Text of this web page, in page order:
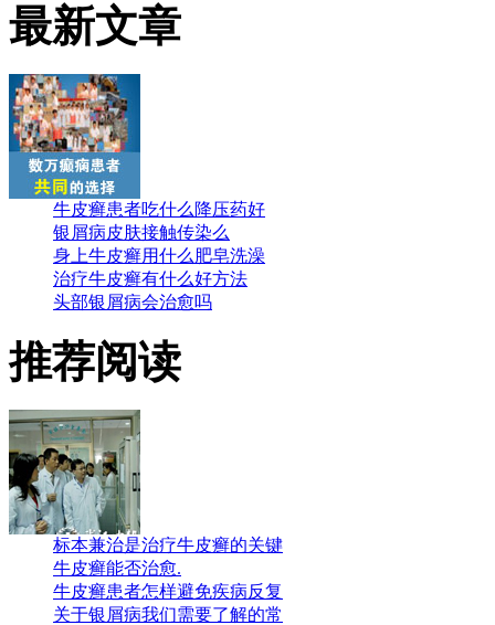
最新文章
牛皮癣患者吃什么降压药好
银屑病皮肤接触传染么
身上牛皮癣用什么肥皂洗澡
治疗牛皮癣有什么好方法
头部银屑病会治愈吗
推荐阅读
标本兼治是治疗牛皮癣的关键
牛皮癣能否治愈.
牛皮癣患者怎样避免疾病反复
关于银屑病我们需要了解的常